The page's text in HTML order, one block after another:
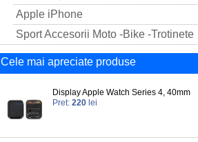
Apple iPhone
Sport Accesorii Moto -Bike -Trotinete
Cele mai apreciate produse
Display Apple Watch Series 4, 40mm
Pret: 220 lei